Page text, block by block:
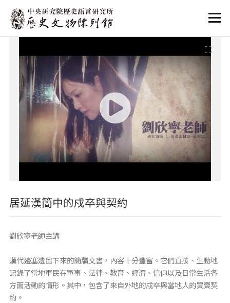
:::
:::
居延漢簡中的戍卒與契約
劉欣寧老師主講
漢代邊塞遺留下來的簡牘文書，內容十分豐富。它們直接、生動地
記錄了當地軍民在軍事、法律、教育、經濟、信仰以及日常生活各
方面活動的情形。其中，包含了來自外地的戍卒與當地人的買賣契
約。